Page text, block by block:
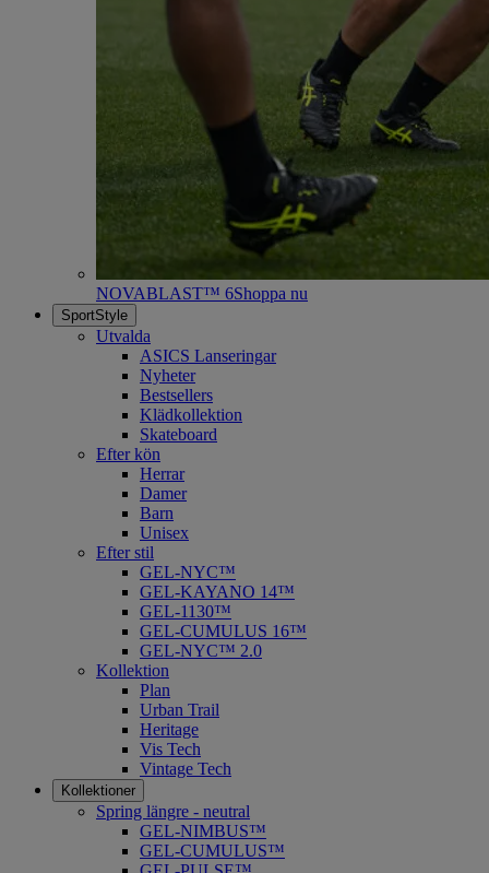
NOVABLAST™ 6Shoppa nu
SportStyle
Utvalda
ASICS Lanseringar
Nyheter
Bestsellers
Klädkollektion
Skateboard
Efter kön
Herrar
Damer
Barn
Unisex
Efter stil
GEL-NYC™
GEL-KAYANO 14™
GEL-1130™
GEL-CUMULUS 16™
GEL-NYC™ 2.0
Kollektion
Plan
Urban Trail
Heritage
Vis Tech
Vintage Tech
Kollektioner
Spring längre - neutral
​GEL-NIMBUS™
GEL-CUMULUS™